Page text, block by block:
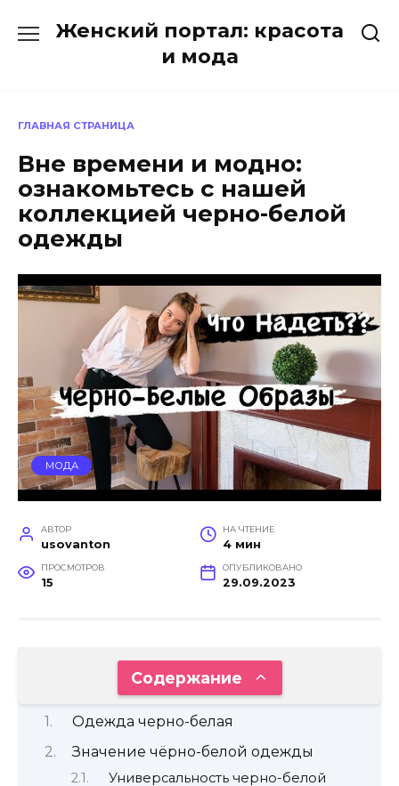
Женский портал: красота
и мода
ГЛАВНАЯ СТРАНИЦА
Вне времени и модно:
ознакомьтесь с нашей
коллекцией черно-белой
одежды
МОДА
АВТОР
usovanton
НА ЧТЕНИЕ
4 мин
ПРОСМОТРОВ
15
ОПУБЛИКОВАНО
29.09.2023
Содержание
Одежда черно-белая
Значение чёрно-белой одежды
Универсальность черно-белой